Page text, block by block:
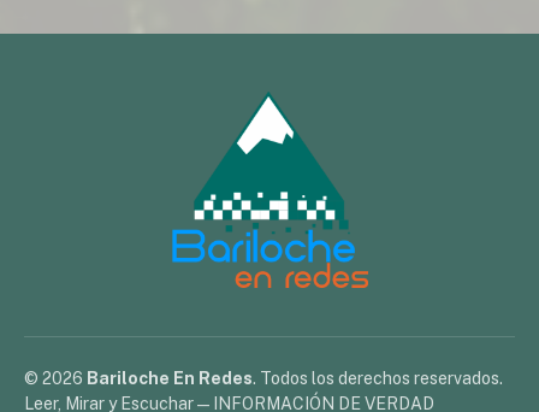
© 2026 Bariloche En Redes. Todos los derechos reservados.
Leer, Mirar y Escuchar — INFORMACIÓN DE VERDAD